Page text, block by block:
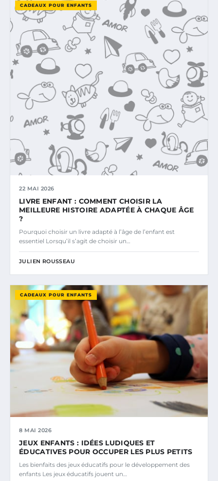
CADEAUX POUR ENFANTS
22 MAI 2026
LIVRE ENFANT : COMMENT CHOISIR LA
MEILLEURE HISTOIRE ADAPTÉE À CHAQUE ÂGE
?
Pourquoi choisir un livre adapté à l’âge de l’enfant est
essentiel Lorsqu’il s’agit de choisir un…
JULIEN ROUSSEAU
CADEAUX POUR ENFANTS
8 MAI 2026
JEUX ENFANTS : IDÉES LUDIQUES ET
ÉDUCATIVES POUR OCCUPER LES PLUS PETITS
Les bienfaits des jeux éducatifs pour le développement des
enfants Les jeux éducatifs jouent un…